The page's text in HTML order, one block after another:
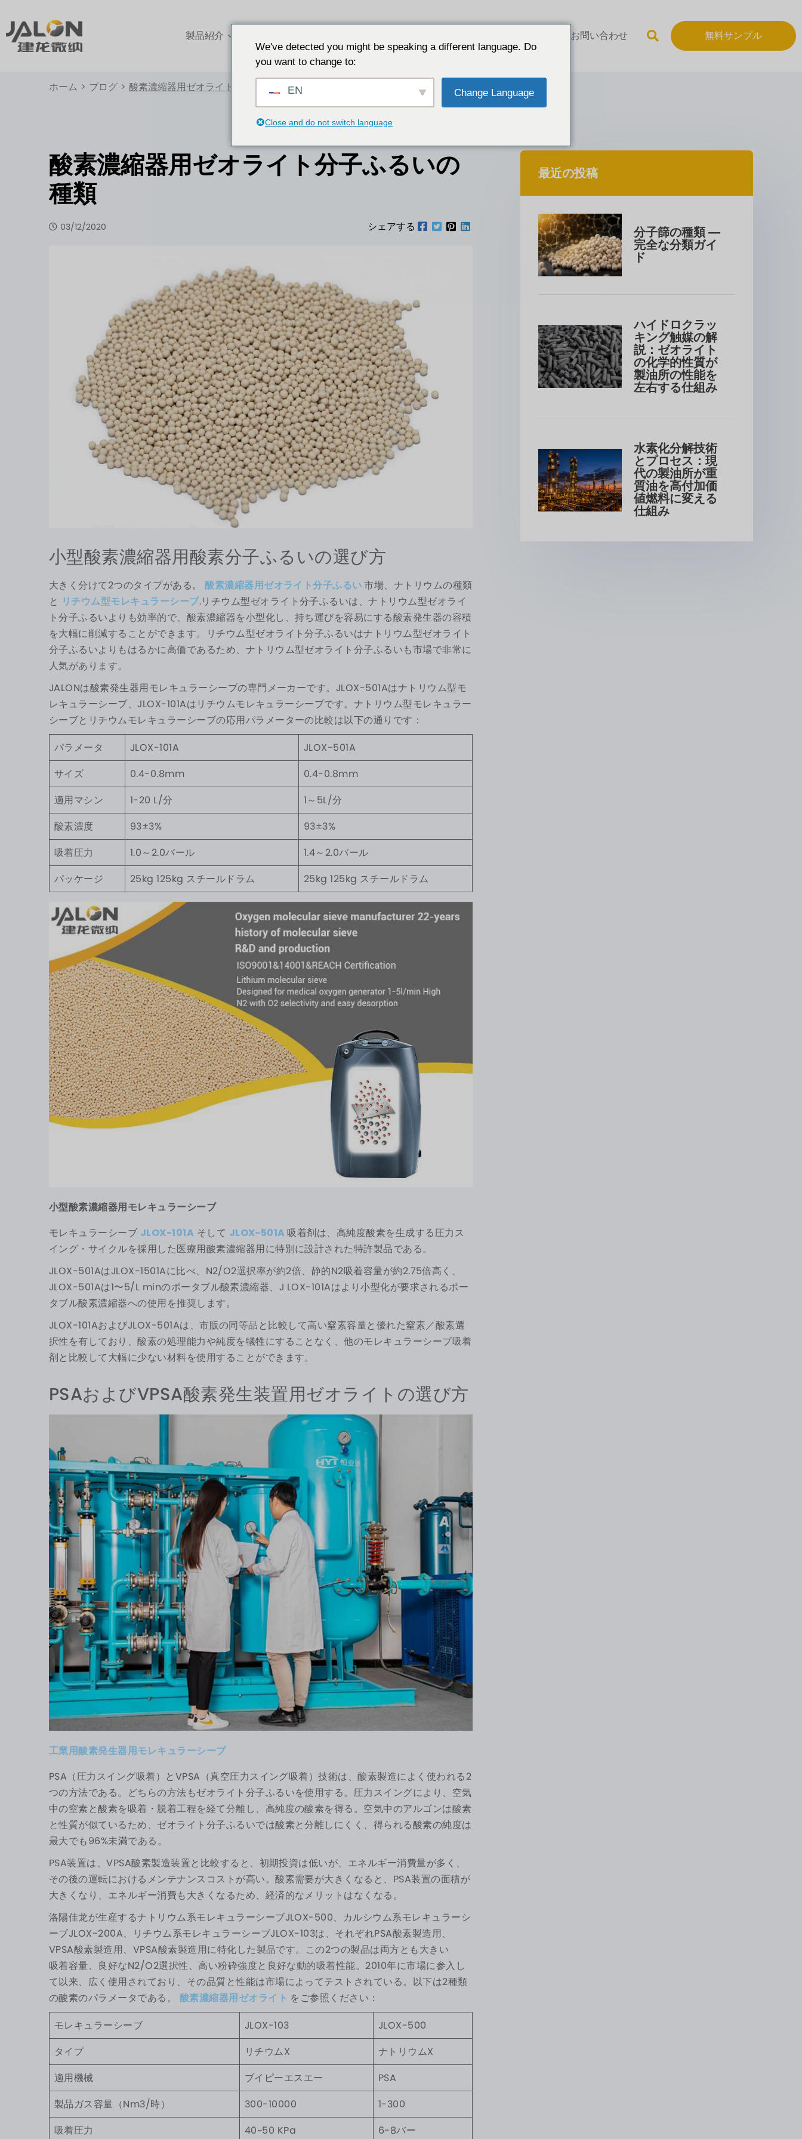
製品紹介 お問い合わせ 無料サンプル
ホーム > ブログ > 酸素濃縮器用ゼオライト分子ふるいの種類
酸素濃縮器用ゼオライト分子ふるいの
種類
03/12/2020 シェアする
小型酸素濃縮器用酸素分子ふるいの選び方
大きく分けて2つのタイプがある。 酸素濃縮器用ゼオライト分子ふるい市場、ナトリウムの種類
と リチウム型モレキュラーシーブ.リチウム型ゼオライト分子ふるいは、ナトリウム型ゼオライ
ト分子ふるいよりも効率的で、酸素濃縮器を小型化し、持ち運びを容易にする酸素発生器の容積
を大幅に削減することができます。リチウム型ゼオライト分子ふるいはナトリウム型ゼオライト
分子ふるいよりもはるかに高価であるため、ナトリウム型ゼオライト分子ふるいも市場で非常に
人気があります。
JALONは酸素発生器用モレキュラーシーブの専門メーカーです。JLOX-501Aはナトリウム型モ
レキュラーシーブ、JLOX-101Aはリチウムモレキュラーシーブです。ナトリウム型モレキュラー
シーブとリチウムモレキュラーシーブの応用パラメーターの比較は以下の通りです：
パラメータ
JLOX-101A
JLOX-501A
サイズ
0.4-0.8mm
0.4-0.8mm
適用マシン
1-20 L/分
1～5L/分
酸素濃度
93±3%
93±3%
吸着圧力
1.0～2.0バール
1.4～2.0バール
パッケージ
25kg 125kg スチールドラム 25kg 125kg スチールドラム
小型酸素濃縮器用モレキュラーシーブ
モレキュラーシーブ JLOX-101A そして JLOX-501A吸着剤は、高純度酸素を生成する圧力ス
イング・サイクルを採用した医療用酸素濃縮器用に特別に設計された特許製品である。
JLOX-501AはJLOX-1501Aに比べ、N2/O2選択率が約2倍、静的N2吸着容量が約2.75倍高く、
JLOX-501Aは1〜5/L minのポータブル酸素濃縮器、J LOX-101Aはより小型化が要求されるポー
タブル酸素濃縮器への使用を推奨します。
JLOX-101AおよびJLOX-501Aは、市販の同等品と比較して高い窒素容量と優れた窒素／酸素選
択性を有しており、酸素の処理能力や純度を犠牲にすることなく、他のモレキュラーシーブ吸着
剤と比較して大幅に少ない材料を使用することができます。
PSAおよびVPSA酸素発生装置用ゼオライトの選び方
工業用酸素発生器用モレキュラーシーブ
PSA（圧力スイング吸着）とVPSA（真空圧力スイング吸着）技術は、酸素製造によく使われる2
つの方法である。どちらの方法もゼオライト分子ふるいを使用する。圧力スイングにより、空気
中の窒素と酸素を吸着・脱着工程を経て分離し、高純度の酸素を得る。空気中のアルゴンは酸素
と性質が似ているため、ゼオライト分子ふるいでは酸素と分離しにくく、得られる酸素の純度は
最大でも96%未満である。
PSA装置は、VPSA酸素製造装置と比較すると、初期投資は低いが、エネルギー消費量が多く、
その後の運転におけるメンテナンスコストが高い。酸素需要が大きくなると、PSA装置の面積が
大きくなり、エネルギー消費も大きくなるため、経済的なメリットはなくなる。
洛陽佳龙が生産するナトリウム系モレキュラーシーブJLOX-500、カルシウム系モレキュラーシ
ーブJLOX-200A、リチウム系モレキュラーシーブJLOX-103は、それぞれPSA酸素製造用、
VPSA酸素製造用、VPSA酸素製造用に特化した製品です。この2つの製品は両方とも大きい
吸着容量、良好なN2/O2選択性、高い粉砕強度と良好な動的吸着性能。2010年に市場に参入し
て以来、広く使用されており、その品質と性能は市場によってテストされている。以下は2種類
の酸素のパラメータである。 酸素濃縮器用ゼオライト をご参照ください：
モレキュラーシーブ
JLOX-103
JLOX-500
タイプ
リチウムX
ナトリウムX
適用機械
ブイピーエスエー
PSA
製品ガス容量（Nm3/時）
300-10000
1-300
吸着圧力
40~50 KPa 6-8バー
最近の投稿
分子篩の種類 —
完全な分類ガイ
ド
ハイドロクラッ
キング触媒の解
説：ゼオライト
の化学的性質が
製油所の性能を
左右する仕組み
水素化分解技術
とプロセス：現
代の製油所が重
質油を高付加価
値燃料に変える
仕組み
We've detected you might be speaking a different language. Do
you want to change to:
EN Change Language
Close and do not switch language